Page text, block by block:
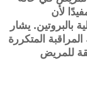
لأن
بالبروتين. يشار
المتكررة
للمريض